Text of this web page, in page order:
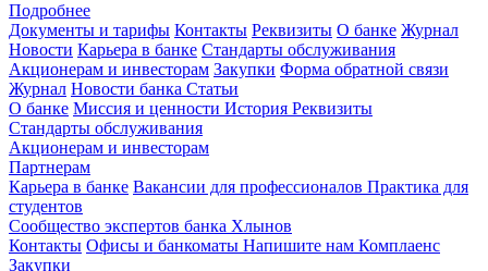
Подробнее
Документы и тарифы Контакты Реквизиты О банке Журнал
Новости Карьера в банке Стандарты обслуживания
Акционерам и инвесторам Закупки Форма обратной связи
Журнал Новости банка Статьи
О банке Миссия и ценности История Реквизиты
Стандарты обслуживания
Акционерам и инвесторам
Партнерам
Карьера в банке Вакансии для профессионалов Практика для
студентов
Сообщество экспертов банка Хлынов
Контакты Офисы и банкоматы Напишите нам Комплаенс
Закупки